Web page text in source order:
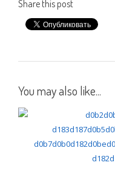
Share this post
You may also like...